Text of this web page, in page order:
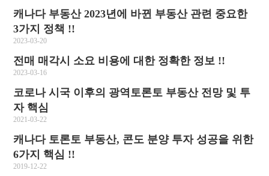
캐나다 부동산 2023년에 바뀐 부동산 관련 중요한
3가지 정책 !!
2023-03-20
전매 매각시 소요 비용에 대한 정확한 정보 !!
2023-03-16
코로나 시국 이후의 광역토론토 부동산 전망 및 투
자 핵심
2021-03-22
캐나다 토론토 부동산, 콘도 분양 투자 성공을 위한
6가지 핵심 !!
2019-12-22